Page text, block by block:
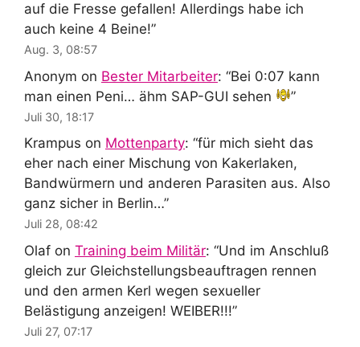
auf die Fresse gefallen! Allerdings habe ich
auch keine 4 Beine!”
Aug. 3, 08:57
Anonym on Bester Mitarbeiter: “Bei 0:07 kann
man einen Peni… ähm SAP-GUI sehen
”
Juli 30, 18:17
Krampus on Mottenparty: “für mich sieht das
eher nach einer Mischung von Kakerlaken,
Bandwürmern und anderen Parasiten aus. Also
ganz sicher in Berlin…”
Juli 28, 08:42
Olaf on Training beim Militär: “Und im Anschluß
gleich zur Gleichstellungsbeauftragen rennen
und den armen Kerl wegen sexueller
Belästigung anzeigen! WEIBER!!!”
Juli 27, 07:17